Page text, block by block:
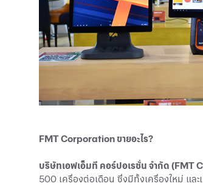
FMT Corporation ขายอะไร?
บริษัทเอฟเอ็มที คอร์ปอเรชั่น จำกัด (FMT
500 เครื่องต่อเดือน ซึ่งมีทั้งเครื่องใหม่ แล